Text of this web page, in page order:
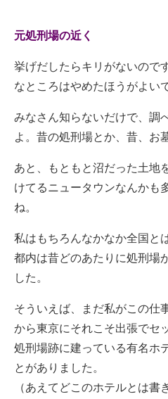
元処刑場の近く
挙げだしたらキリがないので
なところはやめたほうがよい
みなさん知らないだけで、調
よ。昔の処刑場とか、昔、お
あと、もともと沼だった土地
けてるニュータウンなんかも
ね。
私はもちろんなかなか全国と
都内は昔どのあたりに処刑場
した。
そういえば、まだ私がこの仕
から東京にそれこそ出張でセ
処刑場跡に建っている有名ホ
とがありました。
（あえてどこのホテルとは書